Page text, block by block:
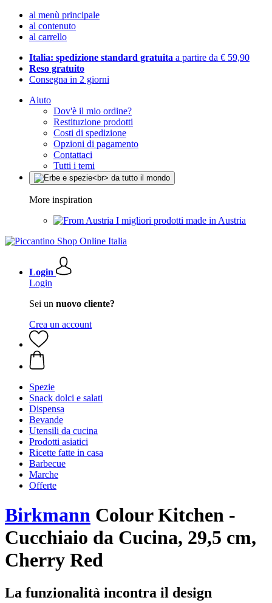
al menù principale
al contenuto
al carrello
Italia: spedizione standard gratuita a partire da € 59,90
Reso gratuito
Consegna in 2 giorni
Aiuto
Dov'è il mio ordine?
Restituzione prodotti
Costi di spedizione
Opzioni di pagamento
Contattaci
Tutti i temi
More inspiration
I migliori prodotti made in Austria
Login
Login
Sei un nuovo cliente?
Crea un account
Spezie
Snack dolci e salati
Dispensa
Bevande
Utensili da cucina
Prodotti asiatici
Ricette fatte in casa
Barbecue
Marche
Offerte
Birkmann Colour Kitchen -
Cucchiaio da Cucina, 29,5 cm,
Cherry Red
La funzionalità incontra il design